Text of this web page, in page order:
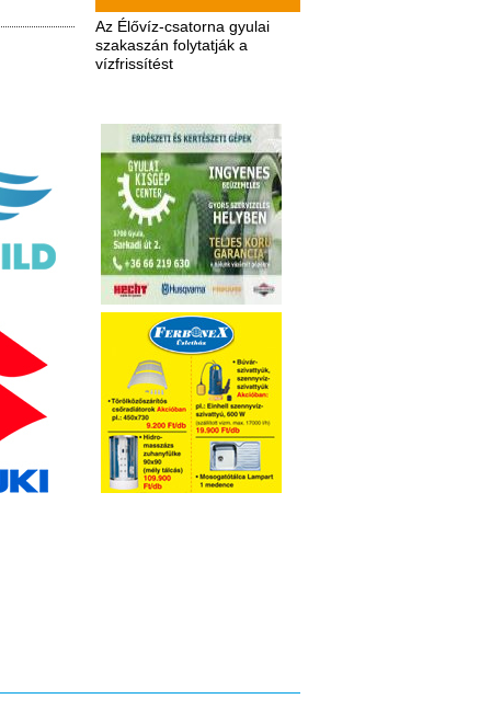
Az Élővíz-csatorna gyulai
szakaszán folytatják a
vízfrissítést